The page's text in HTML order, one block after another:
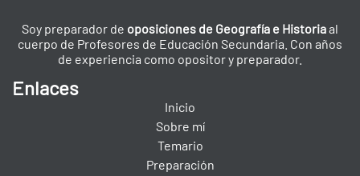
Soy preparador de oposiciones de Geografía e Historiaal
cuerpo de Profesores de Educación Secundaria. Con años
de experiencia como opositor y preparador.
Enlaces
Inicio
Sobre mí
Temario
Preparación